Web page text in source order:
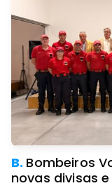
B. Bombeiros
novas divisas